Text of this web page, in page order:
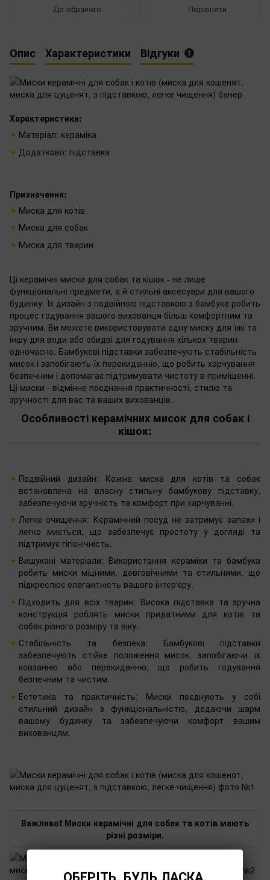
До обраного Порівняти
Опис Характеристики Відгуки 1
Характеристики:
Матеріал: кераміка
Додатково: підставка
Призначення:
Миска для котів
Миска для собак
Миска для тварин
Ці керамічні миски для собак та кішок - не лише
функціональні предмети, а й стильні аксесуари для вашого
будинку. Їх дизайн з подвійною підставкою з бамбука робить
процес годування вашого вихованця більш комфортним та
зручним. Ви можете використовувати одну миску для їжі та
іншу для води або обидві для годування кількох тварин
одночасно. Бамбукові підставки забезпечують стабільність
мисок і запобігають їх перекиданню, що робить харчування
безпечним і допомагає підтримувати чистоту в приміщенні.
Ці миски - відмінне поєднання практичності, стилю та
зручності для вас та ваших вихованців.
Особливості керамічних мисок для собак і
кішок:
Подвійний дизайн: Кожна миска для котів та собак
встановлена на власну стильну бамбукову підставку,
забезпечуючи зручність та комфорт при харчуванні.
Легке очищення: Керамічний посуд не затримує запахи і
легко миється, що забезпечує простоту у догляді та
підтримує гігієнічність.
Вишукані матеріали: Використання кераміки та бамбука
робить миски міцними, довговічними та стильними, що
підкреслює елегантність вашого інтер'єру.
Підходить для всіх тварин: Висока підставка та зручна
конструкція роблять миски придатними для котів та
собак різного розміру та віку.
Стабільність та безпека: Бамбукові підставки
забезпечують стійке положення мисок, запобігаючи їх
ковзанню або перекиданню, що робить годування
безпечним та чистим.
Естетика та практичність: Миски поєднують у собі
стильний дизайн з функціональністю, додаючи шарм
вашому будинку та забезпечуючи комфорт вашим
вихованцям.
Важливо❗️ Миски керамічні для собак та котів мають
різні розміри.